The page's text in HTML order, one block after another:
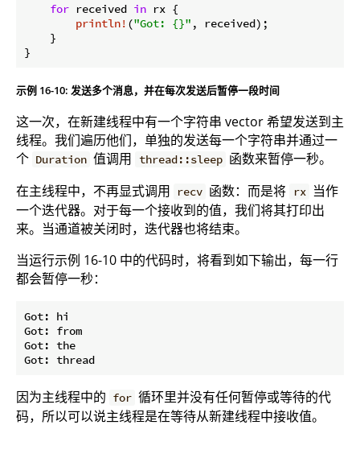
for received in rx {
println! ("Got: {}" , received);
    }
}
示例 16-10: 发送多个消息，并在每次发送后暂停一段时间
这一次，在新建线程中有一个字符串 vector 希望发送到主
线程。我们遍历他们，单独的发送每一个字符串并通过一
个 Duration 值调用 thread::sleep 函数来暂停一秒。
在主线程中，不再显式调用
recv 函数：而是将 rx 当作
一个迭代器。对于每一个接收到的值，我们将其打印出
来。当通道被关闭时，迭代器也将结束。
当运行示例 16-10 中的代码时，将看到如下输出，每一行
都会暂停一秒：
Got: hi
Got: from
Got: the
因为主线程中的 for 循环里并没有任何暂停或等待的代
码，所以可以说主线程是在等待从新建线程中接收值。